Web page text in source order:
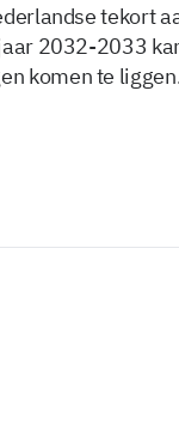
tekort
2032-2033
komen te